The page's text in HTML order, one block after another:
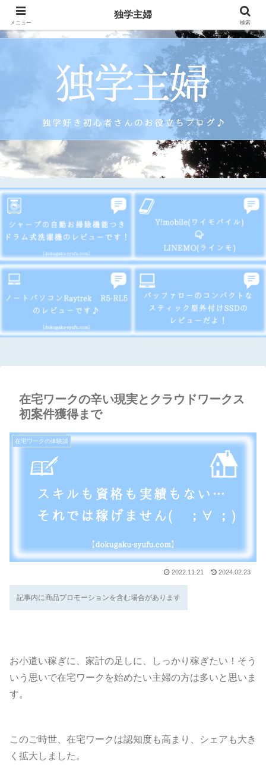
在宅ワークの辛い現実とクラウドワークス
初案件獲得まで
在宅ワークの体験談
2022.11.21 2024.02.23
記事内に商品プロモーションを含む場合があります
お小遣い稼ぎに、家計の足しに、しっかり稼ぎたい！そう
いう思いで在宅ワークを始めたい主婦の方は多いと思いま
す。
このご時世、在宅ワークは認知度も高まり、シェアも大き
く拡大しました。
メニュー
独学主婦
検索